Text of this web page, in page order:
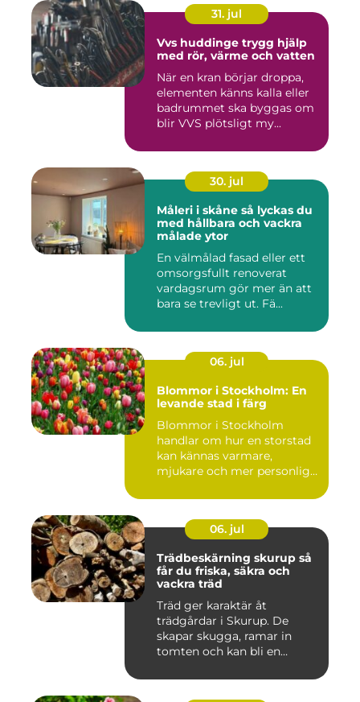
31. jul
Vvs huddinge trygg hjälp
med rör, värme och vatten
När en kran börjar droppa,
elementen känns kalla eller
badrummet ska byggas om
blir VVS plötsligt my...
30. jul
Måleri i skåne så lyckas du
med hållbara och vackra
målade ytor
En välmålad fasad eller ett
omsorgsfullt renoverat
vardagsrum gör mer än att
bara se trevligt ut. Fä...
06. jul
Blommor i Stockholm: En
levande stad i färg
Blommor i Stockholm
handlar om hur en storstad
kan kännas varmare,
mjukare och mer personlig
06. jul
Trädbeskärning skurup så
får du friska, säkra och
vackra träd
Träd ger karaktär åt
trädgårdar i Skurup. De
skapar skugga, ramar in
tomten och kan bli en